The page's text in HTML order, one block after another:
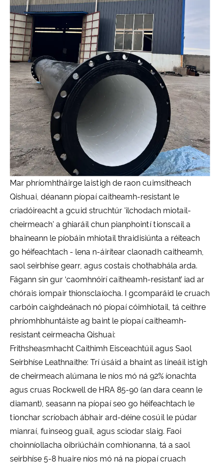
Mar phríomhtháirge laistigh de raon cuimsitheach
Qishuai, déanann píopaí caitheamh-resistant le
criadóireacht a gcuid struchtúr 'ilchodach miotail-
cheirmeach' a ghiaráil chun pianphointí tionscail a
bhaineann le píobáin mhiotail thraidisiúnta a réiteach
go héifeachtach - lena n-áirítear claonadh caitheamh,
saol seirbhíse gearr, agus costais chothabhála arda.
Fágann sin gur ‘caomhnóirí caitheamh-resistant’ iad ar
chórais iompair thionsclaíocha. I gcomparáid le cruach
carbóin caighdeánach nó píopaí cóimhiotail, tá ceithre
phríomhbhuntáiste ag baint le píopaí caitheamh-
resistant ceirmeacha Qishuai:
Frithsheasmhacht Caithimh Eisceachtúil agus Saol
Seirbhíse Leathnaithe: Trí úsáid a bhaint as líneáil istigh
de cheirmeach alúmana le níos mó ná 92% íonachta
agus cruas Rockwell de HRA 85-90 (an dara ceann le
diamant), seasann na píopaí seo go héifeachtach le
tionchar scríobach ábhair ard-déine cosúil le púdar
mianraí, fuinseog guail, agus sciodar slaig. Faoi
choinníollacha oibriúcháin comhionanna, tá a saol
seirbhíse 5-8 huaire níos mó ná na píopaí cruach